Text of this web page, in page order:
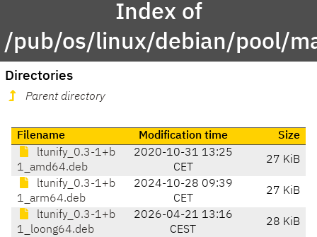
Index of
/pub/os/linux/debian/pool/
Directories
Parent directory
Filename Modification time
Size
ltunify_0.3-1+b
1_amd64.deb
2020-10-31 13:25
CET
27 KiB
ltunify_0.3-1+b
1_arm64.deb
2024-10-28 09:39
CET
27 KiB
ltunify_0.3-1+b
1_loong64.deb
2026-04-21 13:16
CEST
28 KiB